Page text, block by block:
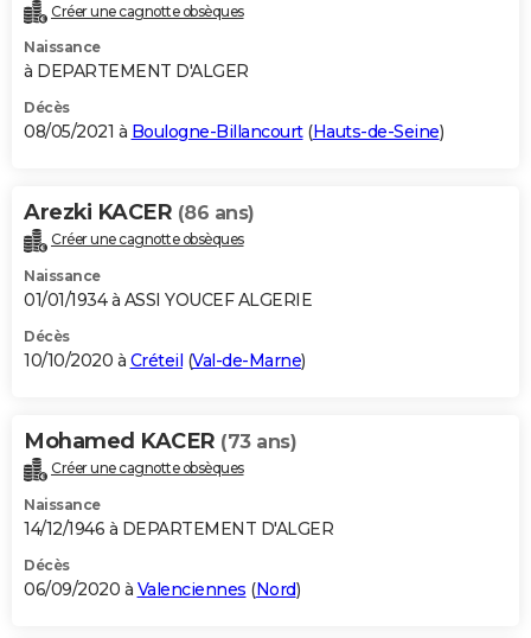
Créer une cagnotte obsèques
Naissance
à DEPARTEMENT D'ALGER
Décès
08/05/2021 à Boulogne-Billancourt(Hauts-de-Seine)
Arezki KACER (86 ans)
Créer une cagnotte obsèques
Naissance
01/01/1934 à ASSI YOUCEF ALGERIE
Décès
10/10/2020 à Créteil (Val-de-Marne)
Mohamed KACER (73 ans)
Créer une cagnotte obsèques
Naissance
14/12/1946 à DEPARTEMENT D'ALGER
Décès
06/09/2020 à Valenciennes (Nord)